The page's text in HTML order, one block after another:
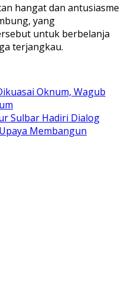
hangat dan antusiasme
yang
untuk berbelanja
terjangkau.
Oknum, Wagub
Sulbar Hadiri Dialog
Membangun